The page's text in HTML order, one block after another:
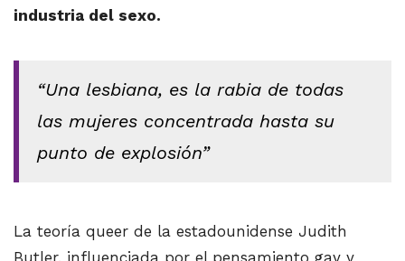
industria del sexo.
“Una lesbiana, es la rabia de todas
las mujeres concentrada hasta su
punto de explosión”
La teoría queer de la estadounidense Judith